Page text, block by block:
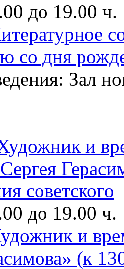
до 19.00 ч.
со дня
Зал
до 19.00 ч.
и
(к